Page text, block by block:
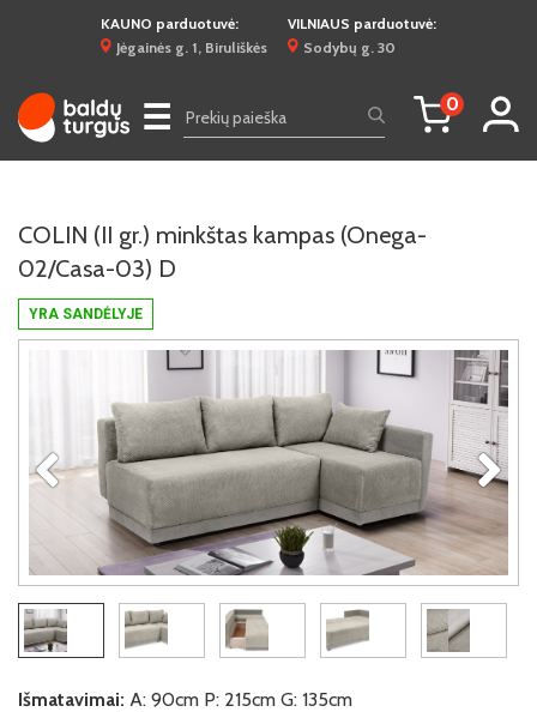
KAUNO parduotuvė:
Jėgainės g. 1, Biruliškės
VILNIAUS parduotuvė:
Sodybų g. 30
☰ 0
YRA SANDĖLYJE
COLIN (II gr.) minkštas kampas (Onega-
02/Casa-03) D
Išmatavimai: A: 90cm P: 215cm G: 135cm